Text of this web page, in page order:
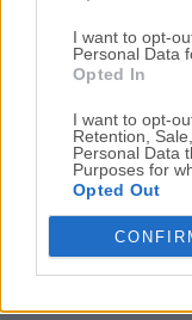
I want to opt-
Personal Data
Opted In
I want to opt-
Retention,
Personal Data
Purposes for
Opted Out
Descargar